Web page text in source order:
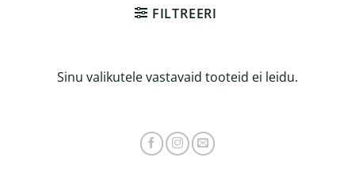
FILTREERI
Sinu valikutele vastavaid tooteid ei leidu.